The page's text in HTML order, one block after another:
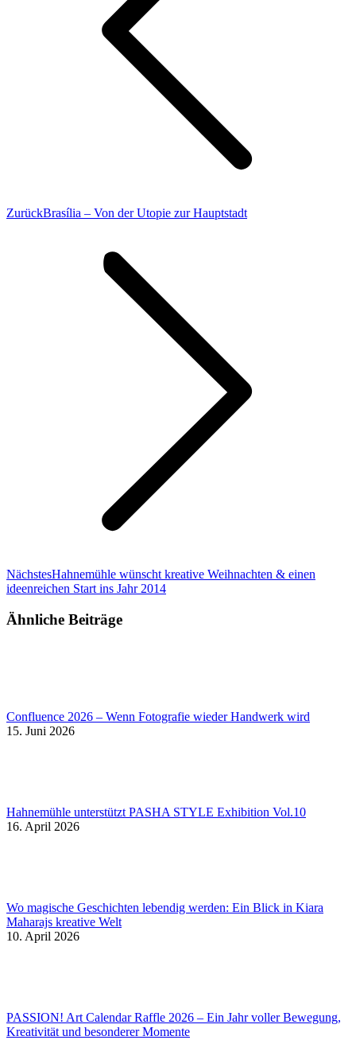
ZurückVorheriger
Brasília – Von der Utopie zur Hauptstadt
NächstesNächster
Beitrag:
Hahnemühle wünscht kreative Weihnachten & einen
ideenreichen Start ins Jahr 2014
Ähnliche Beiträge
Confluence 2026 – Wenn Fotografie wieder Handwerk wird
15. Juni 2026
Hahnemühle unterstützt PASHA STYLE Exhibition Vol.10
16. April 2026
Wo magische Geschichten lebendig werden: Ein Blick in Kiara
Maharajs kreative Welt
10. April 2026
PASSION! Art Calendar Raffle 2026 – Ein Jahr voller Bewegung,
Kreativität und besonderer Momente